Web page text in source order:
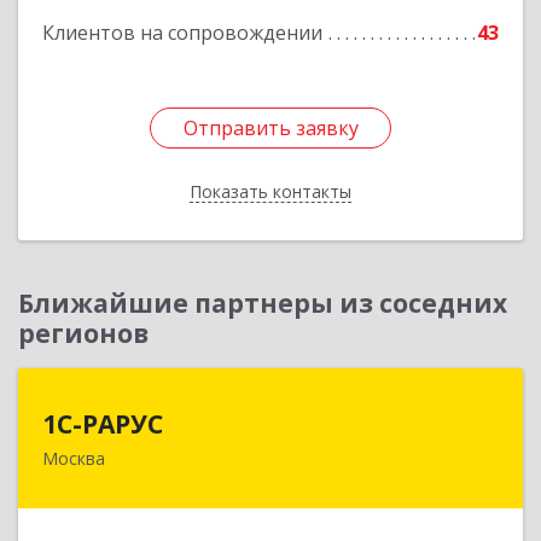
Клиентов на сопровождении 43
Отправить заявку
Показать контакты
Отправить заявку
Назад
Ближайшие партнеры из соседних
регионов
1С-РАРУС
Москва127434, Москва г, Дмитровское ш, дом № 9Б